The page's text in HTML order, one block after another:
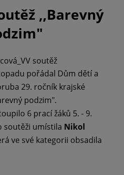
,,Barevný
pořádal Dům dětí a
29. ročník krajské
podzim".
6 prací žáků 5. - 9.
soutěži umístila Nikol
ve své kategorii obsadila